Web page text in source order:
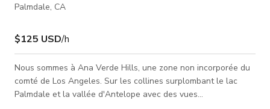
Palmdale, CA
$125 USD/h
Nous sommes à Ana Verde Hills, une zone non incorporée du
comté de Los Angeles. Sur les collines surplombant le lac
Palmdale et la vallée d'Antelope avec des vues